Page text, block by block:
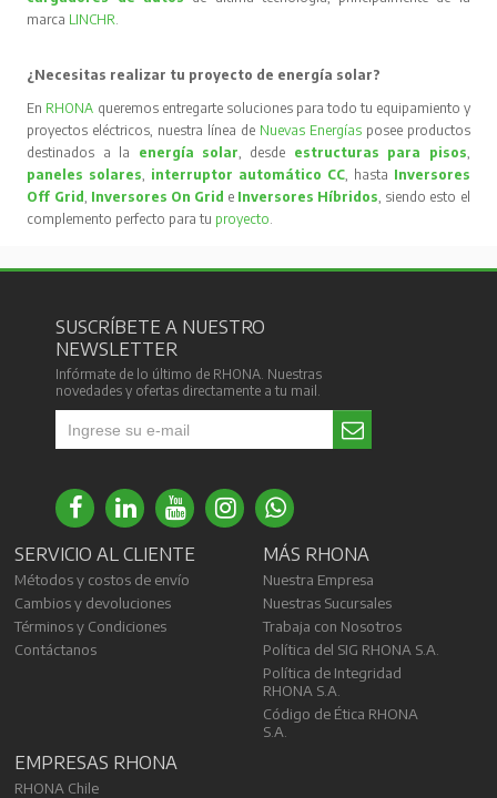
marca LINCHR
¿Necesitas realizar tu proyecto de energía solar?
En RHONA queremos entregarte soluciones para todo tu equipamiento y
proyectos eléctricos, nuestra línea de Nuevas Energíasposee productos
destinados a la energía solar , desde estructuras para pisos
paneles solares
interruptor automático CC, hasta Inversores
Off Grid Inversores On Grid e Inversores Híbridos , siendo esto el
complemento perfecto para tu proyecto
SUSCRÍBETE A NUESTRO
NEWSLETTER
Infórmate de lo último de RHONA. Nuestras
novedades y ofertas directamente a tu mail.
SERVICIO AL CLIENTE
Métodos y costos de envío
Cambios y devoluciones
Términos y Condiciones
Contáctanos
MÁS RHONA
Nuestra Empresa
Nuestras Sucursales
Trabaja con Nosotros
Política del SIG RHONA S.A.
Política de Integridad
RHONA S.A.
Código de Ética RHONA
S.A.
EMPRESAS RHONA
RHONA Chile